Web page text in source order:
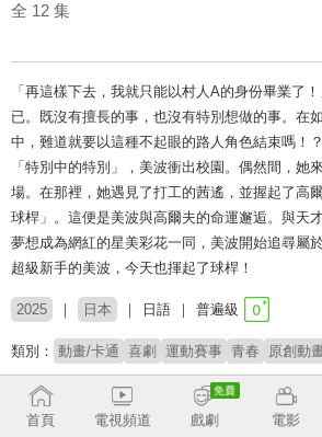
全 12 集
「再這樣下去，我就只能以村人A的身份畢業了
已。既沒有擅長的事，也沒有特別想做的事。在
中，難道就要以這種不起眼的路人角色結束嗎！
「特別中的特別」，美波衝出校園。偶然間，她
場。在那裡，她遇見了打工的茜遙，並握起了
球桿」。這便是美波與高爾夫的命運邂逅。與天
夢想成為網紅的星美彩花一同，美波開始追尋屬
超級新手的美波，今天也揮起了球桿！
2025 日本 日語 普遍級
類別： 動畫/卡通 喜劇 運動賽事 青春 原創動
製作公司： Yostar Pictures
首頁 電視頻道 戲劇 電影